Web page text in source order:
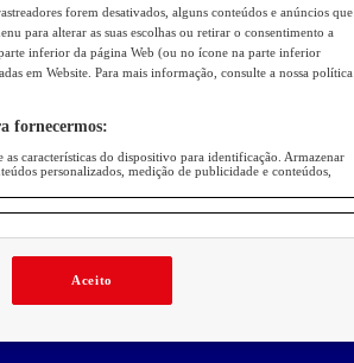
forem desativados, alguns conteúdos e anúncios que
para alterar as suas escolhas ou retirar o consentimento a
inferior da página Web (ou no ícone na parte inferior
em Website. Para mais informação, consulte a nossa política
fornecermos:
características do dispositivo para identificação. Armazenar
personalizados, medição de publicidade e conteúdos,
Aceito